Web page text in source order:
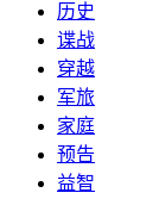
历史
谍战
穿越
军旅
家庭
预告
益智